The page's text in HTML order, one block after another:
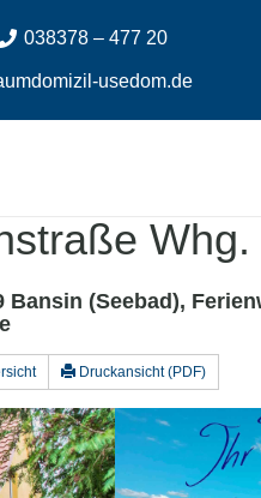
038378 – 477 20
usedom.de
Whg.
Bansin (Seebad),
Druckansicht (PDF)